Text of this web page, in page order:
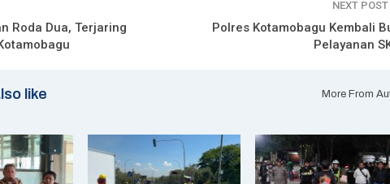
Roda Dua, Terjaring
NEXT POST
Polres Kotamobagu Kembali
Pelayanan
like More From